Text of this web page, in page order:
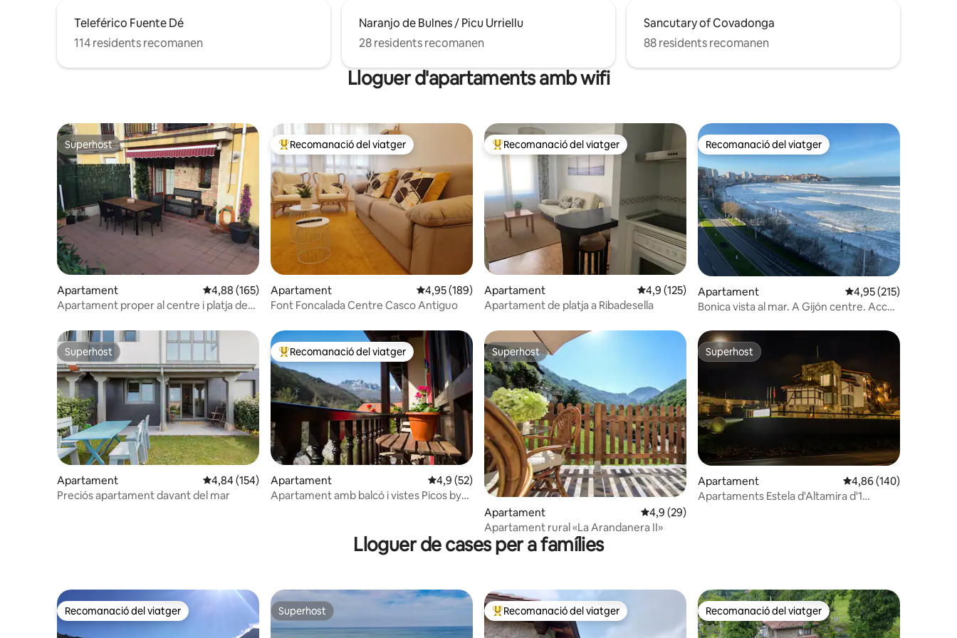
Teleférico Fuente Dé
114 residents recomanen
Naranjo de Bulnes / Picu Urriellu
28 residents recomanen
Sancutary of Covadonga
88 residents recomanen
Lloguer d'apartaments amb wifi
Superhost
Superhost
Apartament 4,88 de puntuació mitjana d'un total de 5; 165 avaluacions
4,88 (165)
Apartament proper al centre i platja de
Principals recomanacions dels viatgers
Recomanació del viatger
Apartament 4,95 de puntuació mitjana d'un total de 5; 189 avaluacions
4,95 (189)
Font Foncalada Centre Casco Antiguo
Principals recomanacions dels viatgers
Recomanació del viatger
Apartament 4,9 de puntuació mitjana d'un total de 5; 125 avaluacions
4,9 (125)
Apartament de platja a Ribadesella
Recomanació del viatger
Recomanació del viatger
Apartament 4,95 de puntuació
4,95 (215)
Bonica vista al mar. A Gijón centre. Accés
Superhost
Superhost
Apartament 4,84 de puntuació mitjana d'un total de 5; 154 avaluacions
4,84 (154)
Preciós apartament davant del mar
Principals recomanacions dels viatgers
Recomanació del viatger
Apartament 4,9 de puntuació mitjana d'un total de 5; 52 avaluacions
4,9 (52)
Apartament amb balcó i vistes Picos by
Superhost
Superhost
Apartament 4,9 de puntuació mitjana d'un total de 5; 29 avaluacions
4,9 (29)
Apartament rural «La Arandanera II»
Superhost
Superhost
Apartament 4,86 de puntuació
4,86 (140)
Apartaments Estela d'Altamira d'1
Lloguer de cases per a famílies
Recomanació del viatger
Recomanació del viatger Superhost
Superhost Principals recomanacions dels viatgers
Recomanació del viatger Recomanació del viatger
Recomanació del viatger